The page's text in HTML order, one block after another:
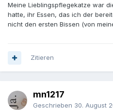
Meine Lieblingspflegekatze war
hatte, ihr Essen, das ich der
nicht den ersten Bissen (von
Zitieren
mn1217
Geschrieben 30. August